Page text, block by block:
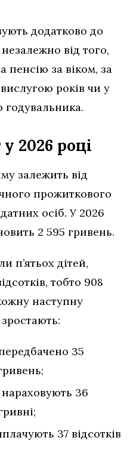
додатково до
від того,
пенсію за віком, за
років чи у
годувальника.
2026 році
залежить від
прожиткового
осіб. У 2026
2 595 гривень.
п’ятьох дітей,
тобто 908
наступну
35
нараховують 36
37 відсотків